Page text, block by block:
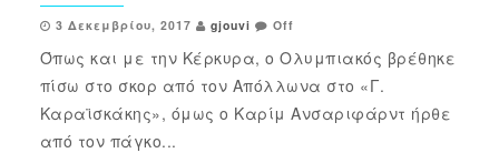
3 Δεκεμβρίου, 2017 gjouvi Off
Όπως και με την Κέρκυρα, ο Ολυμπιακός βρέθηκε
πίσω στο σκορ από τον Απόλλωνα στο «Γ.
Καραϊσκάκης», όμως ο Καρίμ Ανσαριφάρντ ήρθε
από τον πάγκο...